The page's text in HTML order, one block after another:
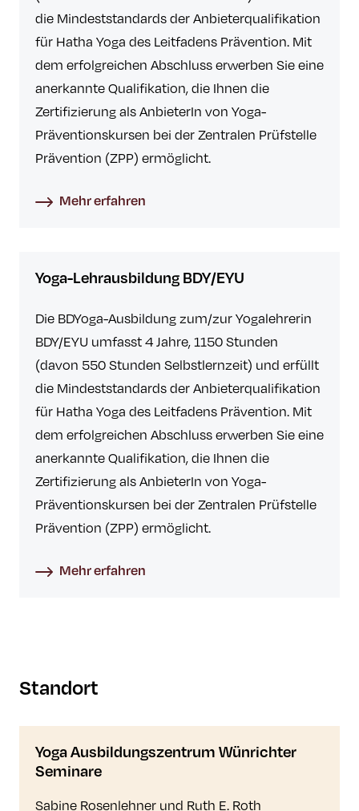
die Mindeststandards der Anbieterqualifikation
für Hatha Yoga des Leitfadens Prävention. Mit
dem erfolgreichen Abschluss erwerben Sie eine
anerkannte Qualifikation, die Ihnen die
Zertifizierung als AnbieterIn von Yoga-
Präventionskursen bei der Zentralen Prüfstelle
Prävention (ZPP) ermöglicht.
Mehr erfahren
Yoga-Lehrausbildung BDY/EYU
Die BDYoga-Ausbildung zum/zur Yogalehrerin
BDY/EYU umfasst 4 Jahre, 1150 Stunden
(davon 550 Stunden Selbstlernzeit) und erfüllt
die Mindeststandards der Anbieterqualifikation
für Hatha Yoga des Leitfadens Prävention. Mit
dem erfolgreichen Abschluss erwerben Sie eine
anerkannte Qualifikation, die Ihnen die
Zertifizierung als AnbieterIn von Yoga-
Präventionskursen bei der Zentralen Prüfstelle
Prävention (ZPP) ermöglicht.
Mehr erfahren
Standort
Yoga Ausbildungszentrum Wünrichter
Seminare
Sabine Rosenlehner und Ruth E. Roth